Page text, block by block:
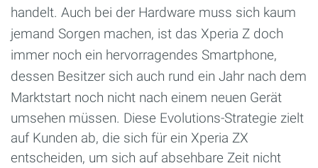
handelt. Auch bei der Hardware muss sich kaum
jemand Sorgen machen, ist das Xperia Z doch
immer noch ein hervorragendes Smartphone,
dessen Besitzer sich auch rund ein Jahr nach dem
Marktstart noch nicht nach einem neuen Gerät
umsehen müssen. Diese Evolutions-Strategie zielt
auf Kunden ab, die sich für ein Xperia ZX
entscheiden, um sich auf absehbare Zeit nicht